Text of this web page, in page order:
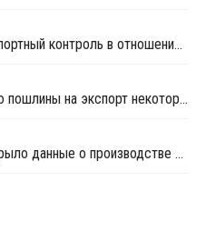
Южная Корея ужесточила экспортный контроль в отношении России и Беларуси
Правительство Беларуси ввело пошлины на экспорт некоторых нефтепродуктов
Правительство полностью закрыло данные о производстве нефтепродуктов в РФ